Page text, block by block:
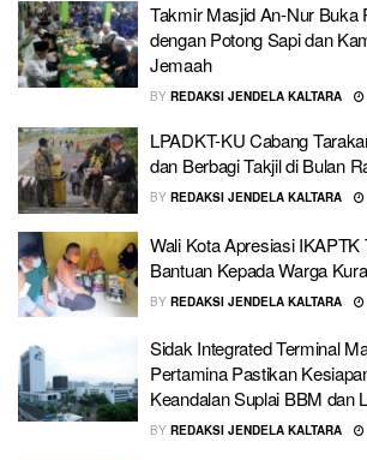
Takmir Masjid An-Nur Buka
dengan Potong Sapi dan
Jemaah
BY REDAKSI JENDELA KALTARA
LPADKT-KU Cabang
dan Berbagi Takjil di Bulan
BY REDAKSI JENDELA KALTARA
Wali Kota Apresiasi IKAPTK
Bantuan Kepada Warga
BY REDAKSI JENDELA KALTARA
Sidak Integrated Terminal
Pertamina Pastikan
Keandalan Suplai BBM dan
BY REDAKSI JENDELA KALTARA